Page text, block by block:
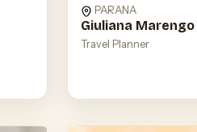
PARANA
Giuliana Marengo
Travel Planner